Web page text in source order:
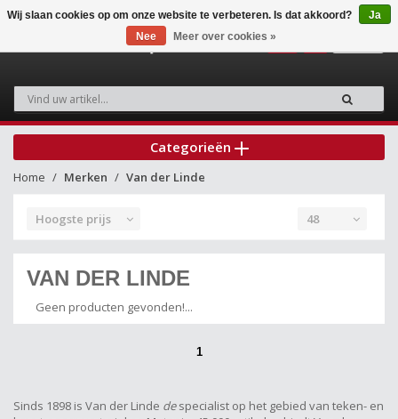
Categorieën
Home Merken Van der Linde
Hoogste prijs 48
VAN DER LINDE
Geen producten gevonden!...
1
Sinds 1898 is Van der Linde despecialist op het gebied van teken- en
Wij slaan cookies op om onze website te verbeteren. Is dat akkoord?
Ja
Nee
Meer over cookies »